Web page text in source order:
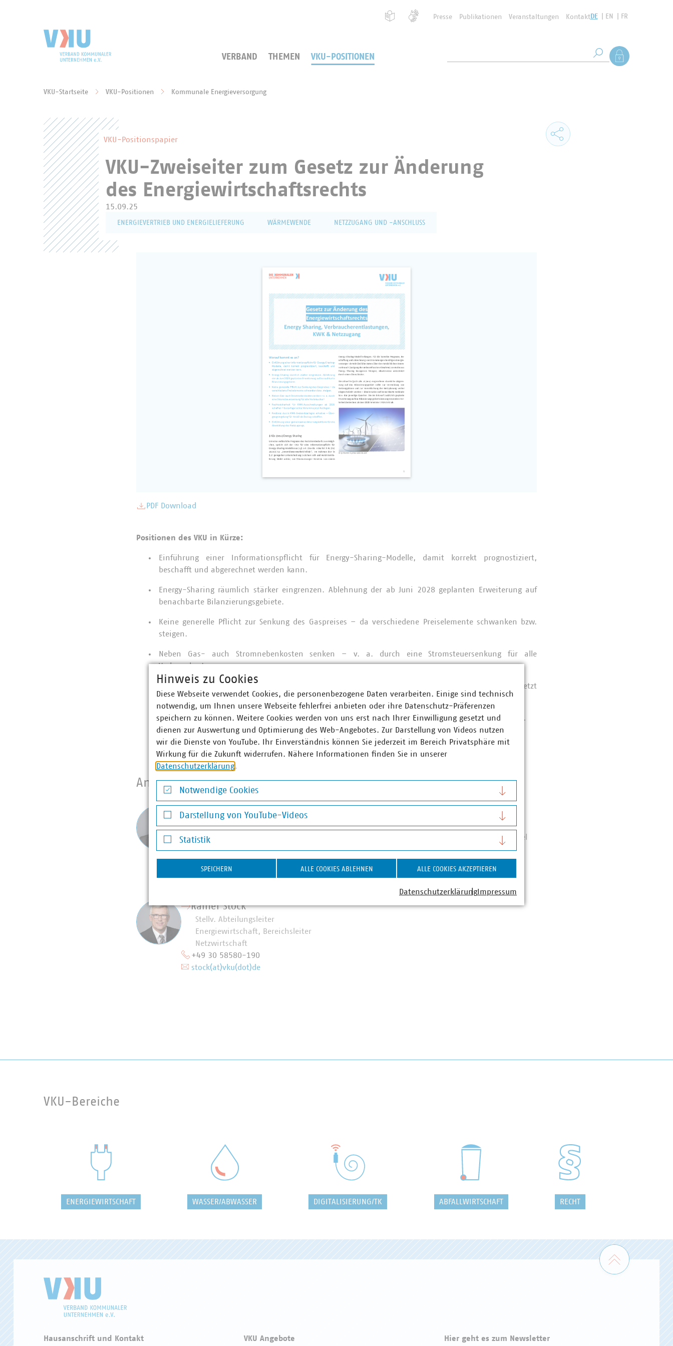
Presse Publikationen Veranstaltungen KontaktDE EN FR
VERBAND THEMEN VKU-POSITIONEN Suche starten
Als Mitglied
VKU-Startseite VKU-Positionen Kommunale Energieversorgung
VKU-Positionspapier
VKU-Zweiseiter zum Gesetz zur Änderung
des Energiewirtschaftsrechts
15.09.25
ENERGIEVERTRIEB UND ENERGIELIEFERUNG WÄRMEWENDE NETZZUGANG UND -ANSCHLUSS
PDF Download
Positionen des VKU in Kürze:
Einführung einer Informationspflicht für Energy-Sharing-Modelle, damit korrekt prognostiziert,
beschafft und abgerechnet werden kann.
Energy-Sharing räumlich stärker eingrenzen. Ablehnung der ab Juni 2028 geplanten Erweiterung auf
benachbarte Bilanzierungsgebiete.
Keine generelle Pflicht zur Senkung des Gaspreises – da verschiedene Preiselemente schwanken bzw.
steigen.
Neben Gas- auch Stromnebenkosten senken – v. a. durch eine Stromsteuersenkung für alle
Verbraucher!
Rechtssicherheit für KWK-Ausschreibungen ab 2026 schaffen – bedarfsgerechte Volumina jetzt
festlegen.
Resilienz durch KWK-Bestandsanlagen erhalten – Über-gangsregelung für Heizöl als Backup schaffen.
Einführung einer gemeinsamen Internetplattform für die Abwicklung des Netzzugangs.
Ansprechpartner
Jan Wullenweber
Bereichsleiter Energiesystem und
Energieerzeugung
+49 30 58580-380
+49 170 8580380
wullenweber(at)vku(dot)de
Bereichsleiterin Energieeffizienz,
Energievertrieb und Energiehandel
+49 30 58580-180
jaacks(at)vku(dot)de
Rainer Stock
Stellv. Abteilungsleiter
Energiewirtschaft, Bereichsleiter
Netzwirtschaft
+49 30 58580-190
stock(at)vku(dot)de
VKU-Bereiche
ENERGIEWIRTSCHAFT WASSER/ABWASSER DIGITALISIERUNG/TK ABFALLWIRTSCHAFT RECHT
Zum
Hausanschrift und Kontakt VKU Angebote Hier geht es zum Newsletter
Hinweis zu Cookies
Diese Webseite verwendet Cookies, die personenbezogene Daten verarbeiten. Einige sind technisch
notwendig, um Ihnen unsere Webseite fehlerfrei anbieten oder ihre Datenschutz-Präferenzen
speichern zu können. Weitere Cookies werden von uns erst nach Ihrer Einwilligung gesetzt und
dienen zur Auswertung und Optimierung des Web-Angebotes. Zur Darstellung von Videos nutzen
wir die Dienste von YouTube. Ihr Einverständnis können Sie jederzeit im Bereich Privatsphäre mit
Wirkung für die Zukunft widerrufen. Nähere Informationen finden Sie in unserer
Datenschutzerklärung.
Notwendige Cookies
Notwendige Cookies
Darstellung von YouTube-Videos
Darstellung von YouTube-Videos
Statistik
Statistik
SPEICHERN ALLE COOKIES ABLEHNEN ALLE COOKIES AKZEPTIEREN
Datenschutzerklärung Impressum